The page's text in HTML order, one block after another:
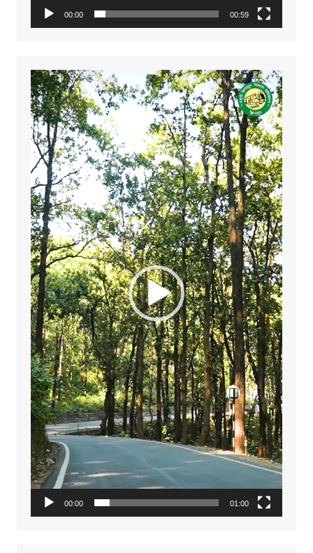
00:00 00:59
Video
Player
00:00 01:00